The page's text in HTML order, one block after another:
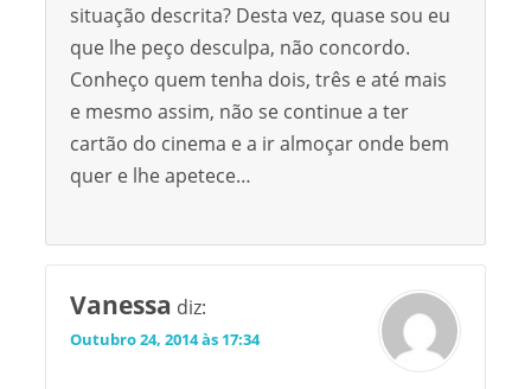
situação descrita? Desta vez, quase sou eu
que lhe peço desculpa, não concordo.
Conheço quem tenha dois, três e até mais
e mesmo assim, não se continue a ter
cartão do cinema e a ir almoçar onde bem
quer e lhe apetece…
Vanessa diz:
Outubro 24, 2014 às 17:34